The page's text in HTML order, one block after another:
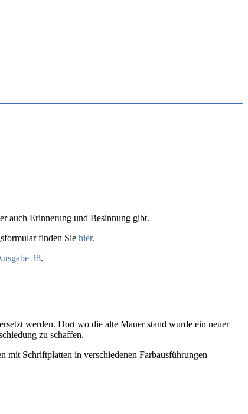
auch Erinnerung und Besinnung gibt.
finden Sie hier.
38.
werden. Dort wo die alte Mauer stand wurde ein neuer
zu schaffen.
mit Schriftplatten in verschiedenen Farbausführungen